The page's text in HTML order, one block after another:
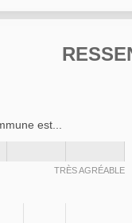
est...
TRÈS AGRÉABLE